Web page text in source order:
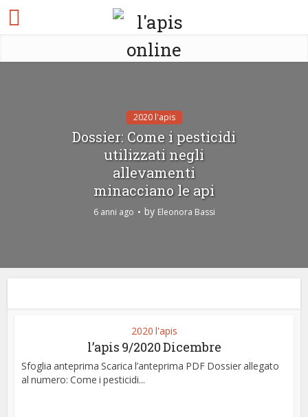
2020 l'apis
Dossier: Come i pesticidi
utilizzati negli
allevamenti
minacciano le api
6 anni ago by Eleonora Bassi
2020 l'apis
l’apis 9/2020 Dicembre
Sfoglia anteprima Scarica l’anteprima PDF Dossier allegato
al numero: Come i pesticidi...